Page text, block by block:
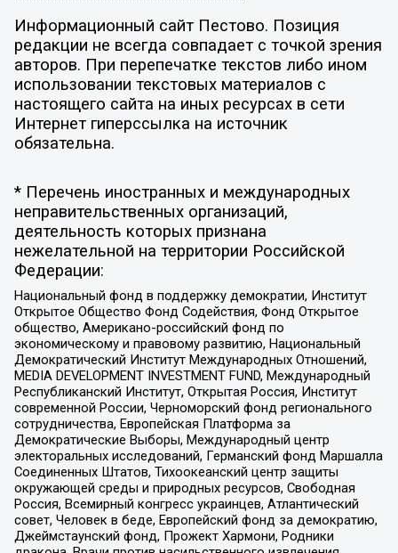
Информационный сайт Пестово. Позиция
редакции не всегда совпадает с точкой зрения
авторов. При перепечатке текстов либо ином
использовании текстовых материалов с
настоящего сайта на иных ресурсах в сети
Интернет гиперссылка на источник
обязательна.
* Перечень иностранных и международных
неправительственных организаций,
деятельность которых признана
нежелательной на территории Российской
Федерации:
Национальный фонд в поддержку демократии, Институт
Открытое Общество Фонд Содействия, Фонд Открытое
общество, Американо-российский фонд по
экономическому и правовому развитию, Национальный
Демократический Институт Международных Отношений,
MEDIA DEVELOPMENT INVESTMENT FUND, Международный
Республиканский Институт, Открытая Россия, Институт
современной России, Черноморский фонд регионального
сотрудничества, Европейская Платформа за
Демократические Выборы, Международный центр
электоральных исследований, Германский фонд Маршалла
Соединенных Штатов, Тихоокеанский центр защиты
окружающей среды и природных ресурсов, Свободная
Россия, Всемирный конгресс украинцев, Атлантический
совет, Человек в беде, Европейский фонд за демократию,
Джеймстаунский фонд, Прожект Хармони, Родники